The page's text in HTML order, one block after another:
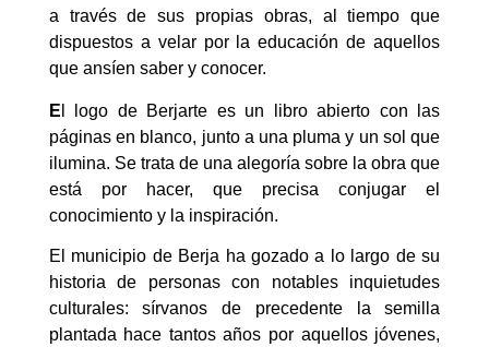
a través de sus propias obras, al tiempo que
dispuestos a velar por la educación de aquellos
que ansíen saber y conocer.
E l logo de Berjarte es un libro abierto con las
páginas en blanco, junto a una pluma y un sol que
ilumina. Se trata de una alegoría sobre la obra que
está por hacer, que precisa conjugar el
conocimiento y la inspiración.
El municipio de Berja ha gozado a lo largo de su
historia de personas con notables inquietudes
culturales: sírvanos de precedente la semilla
plantada hace tantos años por aquellos jóvenes,